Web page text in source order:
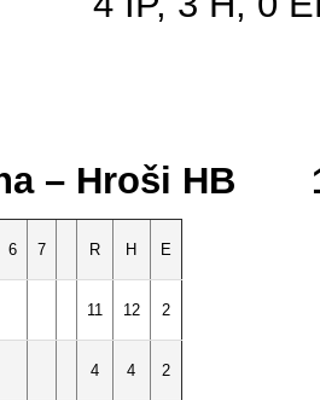
– Hroši HB
6 7 R H E
11 12 2
4 4 2